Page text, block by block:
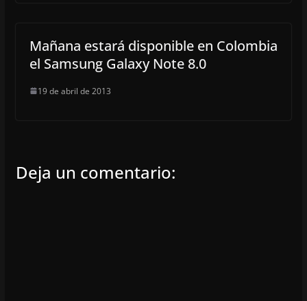
Mañana estará disponible en Colombia
el Samsung Galaxy Note 8.0
19 de abril de 2013
Deja un comentario: